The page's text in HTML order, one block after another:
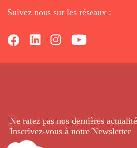
Suivez nous sur les réseaux :
Ne ratez pas nos dernières
Inscrivez-vous à notre Newsletter.